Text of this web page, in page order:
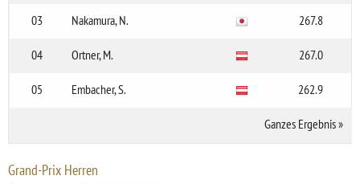
03 Nakamura, N. 267.8
04 Ortner, M. 267.0
05 Embacher, S. 262.9
Ganzes Ergebnis»
Grand-Prix Herren